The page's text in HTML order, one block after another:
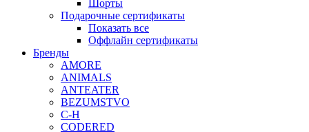
Шорты
Подарочные сертификаты
Показать все
Оффлайн сертификаты
Бренды
AMORE
ANIMALS
ANTEATER
BEZUMSTVO
C-H
CODERED